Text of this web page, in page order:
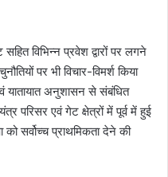
सहित विभिन्न प्रवेश द्वारों पर लगने
पर भी विचार-विमर्श किया
यातायात अनुशासन से संबंधित
परिसर एवं गेट क्षेत्रों में पूर्व में हुई
सर्वोच्च प्राथमिकता देने की